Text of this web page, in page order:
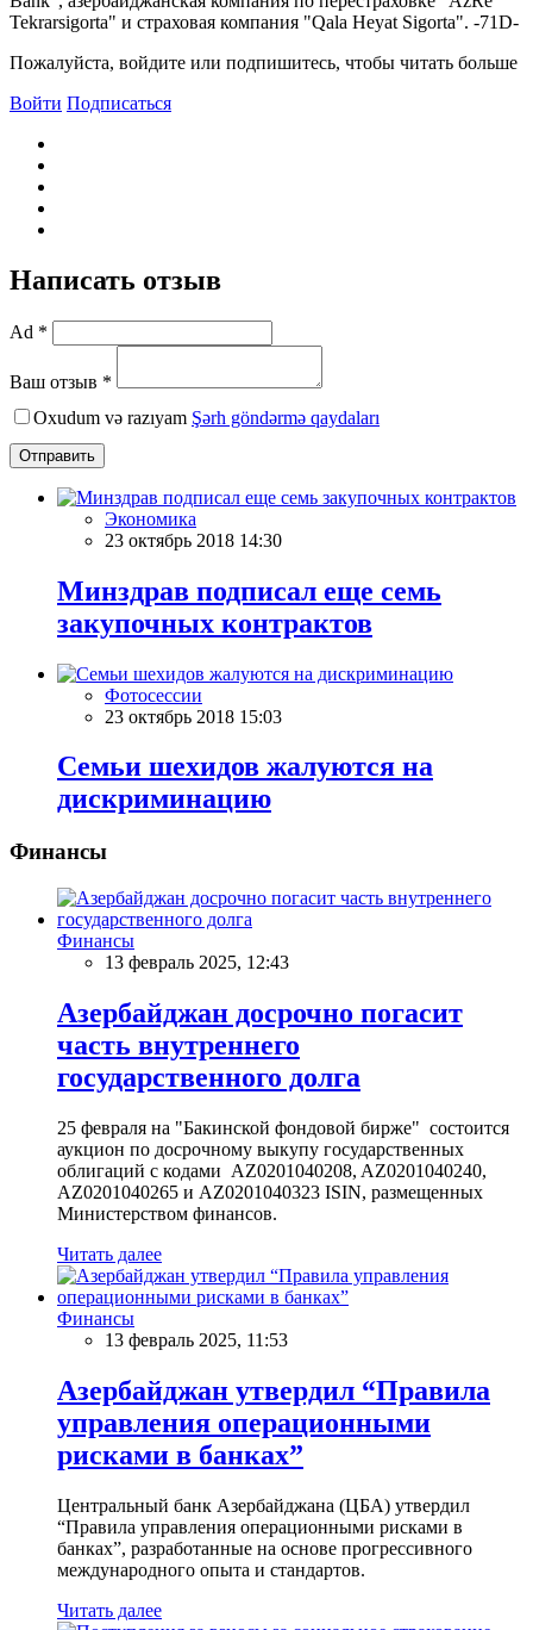
Tekrarsigorta" и страховая компания "Qala Heyat Sigorta". -71D-
Пожалуйста, войдите или подпишитесь, чтобы читать больше
Войти Подписаться
Написать отзыв
Ad *
Ваш отзыв *
Oxudum və razıyam Şərh göndərmə qaydaları
Отправить
Экономика
23 октябрь 2018 14:30
Минздрав подписал еще семь
закупочных контрактов
Фотосессии
23 октябрь 2018 15:03
Семьи шехидов жалуются на
дискриминацию
Финансы
Финансы
13 февраль 2025, 12:43
Азербайджан досрочно погасит
часть внутреннего
государственного долга
25 февраля на "Бакинской фондовой бирже" состоится
аукцион по досрочному выкупу государственных
облигаций с кодами AZ0201040208, AZ0201040240,
AZ0201040265 и AZ0201040323 ISIN, размещенных
Министерством финансов.
Читать далее
Финансы
13 февраль 2025, 11:53
Азербайджан утвердил “Правила
управления операционными
рисками в банках”
Центральный банк Азербайджана (ЦБА) утвердил
“Правила управления операционными рисками в
банках”, разработанные на основе прогрессивного
международного опыта и стандартов.
Читать далее